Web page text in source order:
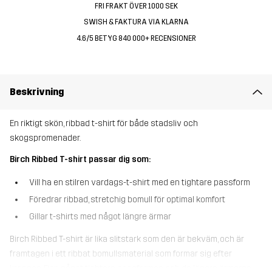
FRI FRAKT ÖVER 1000 SEK
SWISH & FAKTURA VIA KLARNA
4.6/5 BETYG 840 000+ RECENSIONER
Beskrivning
En riktigt skön, ribbad t-shirt för både stadsliv och
skogspromenader.
Birch Ribbed T-shirt passar dig som:
Vill ha en stilren vardags-t-shirt med en tightare passform
Föredrar ribbad, stretchig bomull för optimal komfort
Gillar t-shirts med något längre ärmar
Birch Ribbed T-shirt är lika slitstark som den är bekväm, och är
framtagen i ett ribbat bomullsmaterial som formar sig efter